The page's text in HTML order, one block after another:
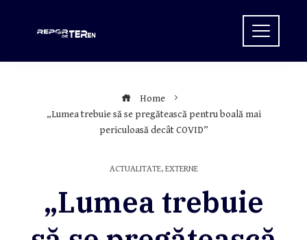
Home
„Lumea trebuie să se pregătească pentru boală mai
periculoasă decât COVID”
ACTUALITATE, EXTERNE
„Lumea trebuie